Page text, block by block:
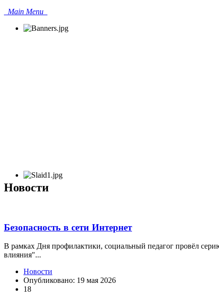
Main Menu
Новости
Безопасность в сети Интернет
В рамках Дня профилактики, социальный педагог провёл
влияния"...
Новости
Опубликовано: 19 мая 2026
18